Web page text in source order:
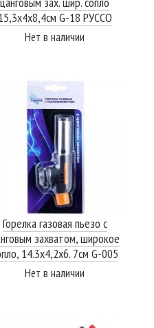
G-18 РУССО
ТУРИСТО
Нет в наличии
Горелка газовая пьезо с
захватом, широкое
14.3х4,2х6. 7см G-005
РУССО ТУРИСТО
Нет в наличии